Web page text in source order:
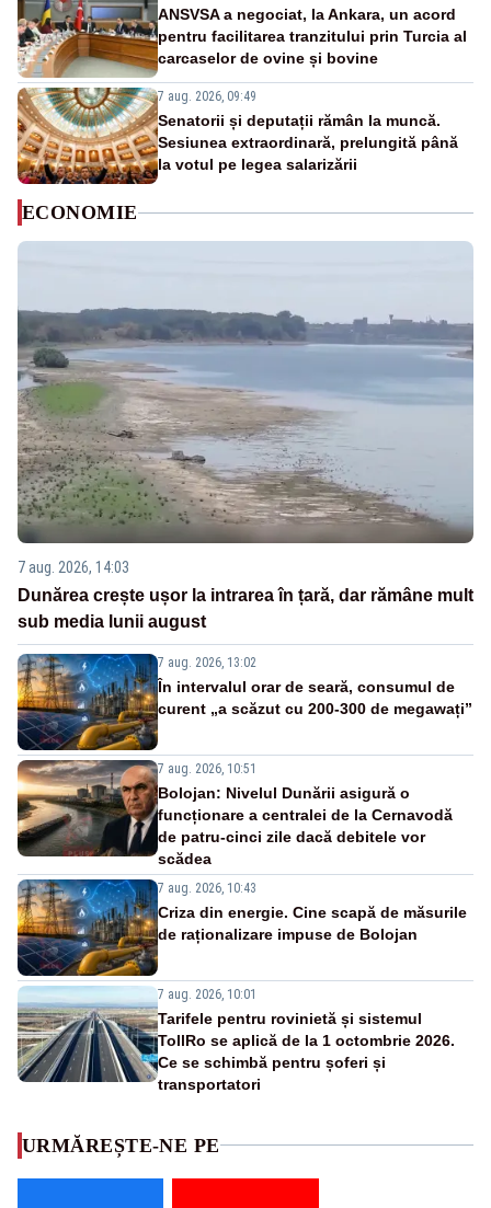
ANSVSA a negociat, la Ankara, un acord
pentru facilitarea tranzitului prin Turcia al
carcaselor de ovine și bovine
7 aug. 2026, 09:49
Senatorii și deputații rămân la muncă.
Sesiunea extraordinară, prelungită până
la votul pe legea salarizării
ECONOMIE
7 aug. 2026, 14:03
Dunărea crește ușor la intrarea în țară, dar rămâne mult
sub media lunii august
7 aug. 2026, 13:02
În intervalul orar de seară, consumul de
curent „a scăzut cu 200-300 de megawați”
7 aug. 2026, 10:51
Bolojan: Nivelul Dunării asigură o
funcționare a centralei de la Cernavodă
de patru-cinci zile dacă debitele vor
scădea
7 aug. 2026, 10:43
Criza din energie. Cine scapă de măsurile
de raționalizare impuse de Bolojan
7 aug. 2026, 10:01
Tarifele pentru rovinietă și sistemul
TollRo se aplică de la 1 octombrie 2026.
Ce se schimbă pentru șoferi și
transportatori
URMĂREȘTE-NE PE